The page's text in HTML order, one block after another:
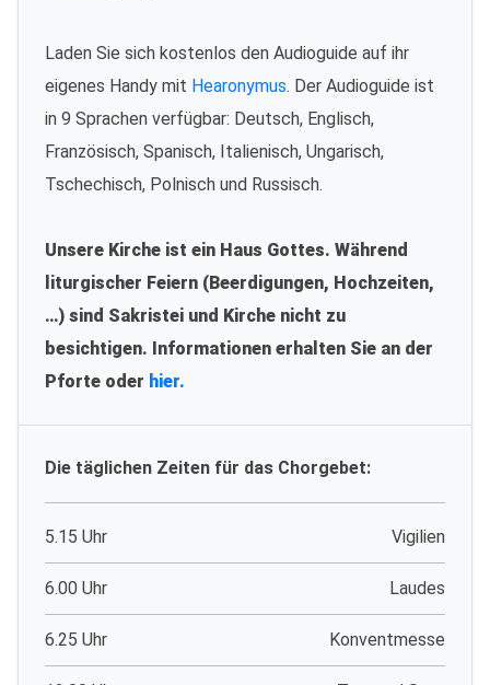
Laden Sie sich kostenlos den Audioguide auf ihr
eigenes Handy mit Hearonymus. Der Audioguide ist
in 9 Sprachen verfügbar: Deutsch, Englisch,
Französisch, Spanisch, Italienisch, Ungarisch,
Tschechisch, Polnisch und Russisch.
Unsere Kirche ist ein Haus Gottes. Während
liturgischer Feiern (Beerdigungen, Hochzeiten,
…) sind Sakristei und Kirche nicht zu
besichtigen. Informationen erhalten Sie an der
Pforte oder hier.
Die täglichen Zeiten für das Chorgebet:
5.15 Uhr Vigilien
6.00 Uhr Laudes
6.25 Uhr Konventmesse